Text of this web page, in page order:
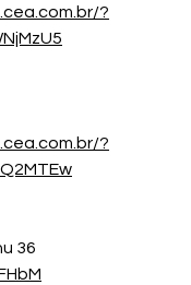
?
?
36